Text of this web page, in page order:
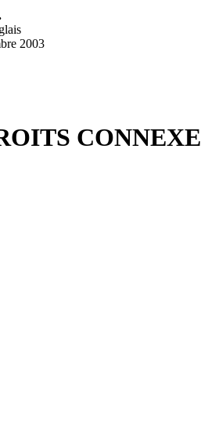
2003